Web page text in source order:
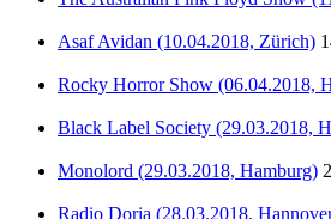
Asaf Avidan (10.04.2018, Zürich)
Rocky Horror Show (06.04.2018,
Black Label Society (29.03.2018,
Monolord (29.03.2018, Hamburg)
Radio Doria (28.03.2018,